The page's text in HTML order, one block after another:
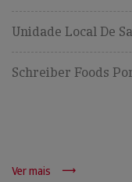
Unidade Local De
Schreiber Foods
Ver mais